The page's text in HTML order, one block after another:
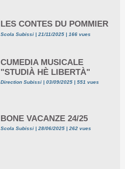
LES CONTES DU POMMIER
Scola Subissi | 21/11/2025 | 166 vues
CUMEDIA MUSICALE
"STUDIÀ HÈ LIBERTÀ"
Direction Subissi | 03/09/2025 | 551 vues
BONE VACANZE 24/25
Scola Subissi | 28/06/2025 | 262 vues